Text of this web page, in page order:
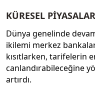
KÜRESEL
Dünya genelinde
ikilemi merkez
kısıtlarken, tarifelerin
canlandırabileceğine
artırdı.